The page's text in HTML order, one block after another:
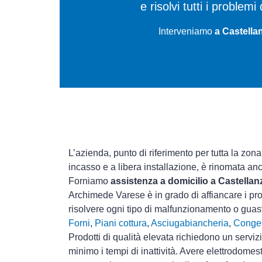
e risolvi tutti i problemi
Interveniamo a
L’azienda, punto di riferimento per tutta la
incasso e a libera installazione, è rinomata
Forniamo assistenza a domicilio a
Archimede Varese è in grado di affiancare i
risolvere ogni tipo di malfunzionamento o
Forni, Piani cottura, Asciugabiancheria,
Prodotti di qualità elevata richiedono un
minimo i tempi di inattività. Avere